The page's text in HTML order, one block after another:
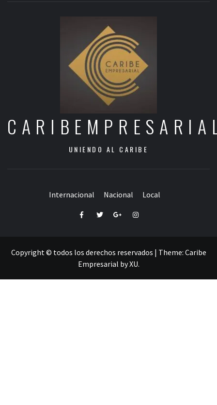
UNIENDO AL CARIBE
Internacional Nacional Local
FacebookTwitterGoogle+Instagram
Copyright © todos los derechos reservados | Theme: Caribe
Empresarial byXU.